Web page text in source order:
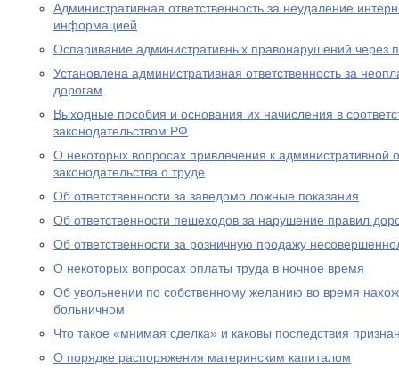
Административная ответственность за неудаление
информацией
Оспаривание административных правонарушений через
Установлена административная ответственность за
дорогам
Выходные пособия и основания их начисления в
законодательством РФ
О некоторых вопросах привлечения к административной
законодательства о труде
Об ответственности за заведомо ложные показания
Об ответственности пешеходов за нарушение правил
Об ответственности за розничную продажу
О некоторых вопросах оплаты труда в ночное время
Об увольнении по собственному желанию во время
больничном
Что такое «мнимая сделка» и каковы последствия
О порядке распоряжения материнским капиталом